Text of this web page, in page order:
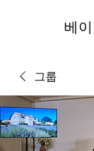
베
그룹